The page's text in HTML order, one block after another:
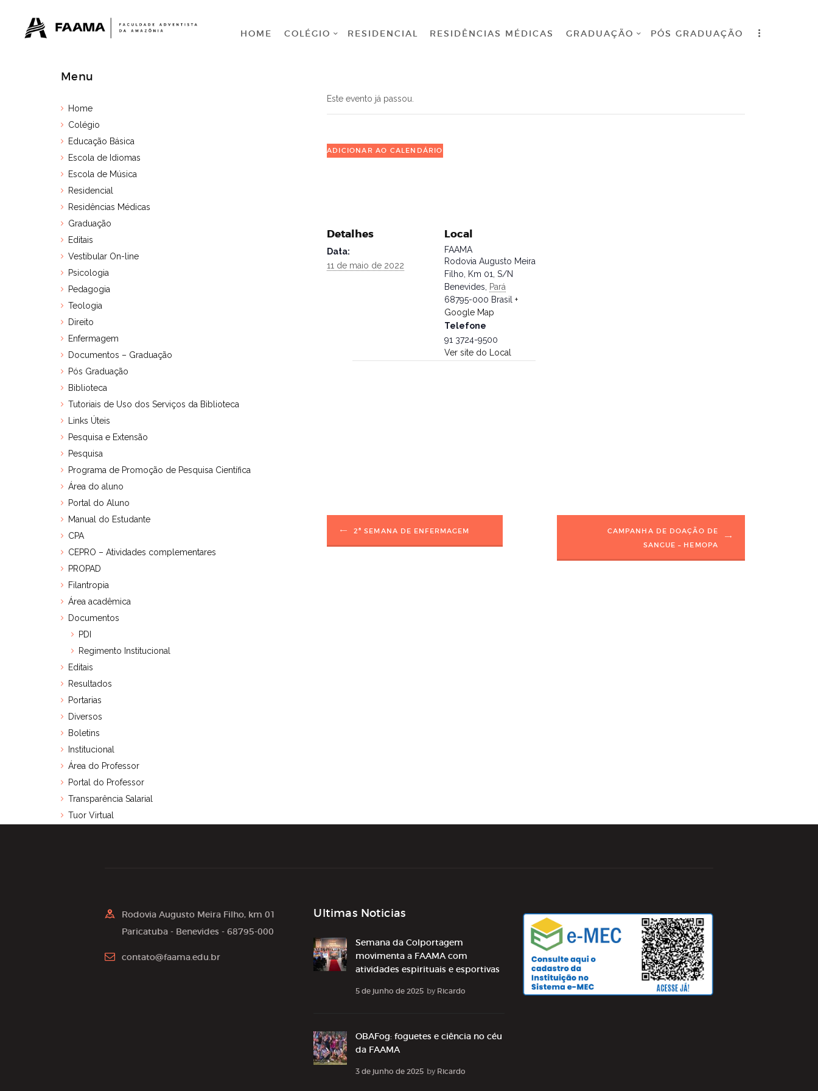
HOME COLÉGIO RESIDENCIAL RESIDÊNCIAS MÉDICAS GRADUAÇÃO PÓS GRADUAÇÃO
RESIDÊNCIAS
GRADUAÇÃO
BIBLIOTECA
ÁREA DO ALUNO
INSTITUCIONAL
Este evento já passou.
ADICIONAR AO CALENDÁRIO
Detalhes
Data:
11 de maio de 2022
Local
FAAMA
Rodovia Augusto Meira
Filho, Km 01, S/N
Benevides, Pará
68795-000 Brasil +
Google Map
Telefone
91 3724-9500
Ver site do Local
2ª SEMANA DE ENFERMAGEM
CAMPANHA DE DOAÇÃO DE
SANGUE – HEMOPA
Menu
Home
Colégio
Educação Básica
Escola de Idiomas
Escola de Música
Residencial
Residências Médicas
Graduação
Editais
Vestibular On-line
Psicologia
Pedagogia
Teologia
Direito
Enfermagem
Documentos – Graduação
Pós Graduação
Biblioteca
Tutoriais de Uso dos Serviços da Biblioteca
Links Úteis
Pesquisa e Extensão
Pesquisa
Programa de Promoção de Pesquisa Científica
Área do aluno
Portal do Aluno
Manual do Estudante
CPA
CEPRO – Atividades complementares
PROPAD
Filantropia
Área acadêmica
Documentos
PDI
Regimento Institucional
Editais
Resultados
Portarias
Diversos
Boletins
Institucional
Área do Professor
Portal do Professor
Transparência Salarial
Tuor Virtual
Rodovia Augusto Meira Filho, km 01
Paricatuba - Benevides - 68795-000
contato@faama.edu.br
Ultimas Noticias
Semana da Colportagem
movimenta a FAAMA com
atividades espirituais e esportivas
5 de junho de 2025 by Ricardo
OBAFog: foguetes e ciência no céu
da FAAMA
3 de junho de 2025 by Ricardo